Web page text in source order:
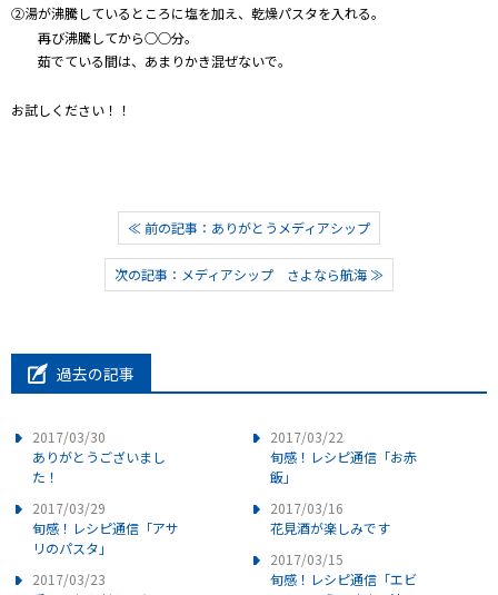
②湯が沸騰しているところに塩を加え、乾燥パスタを入れる。
再び沸騰してから○○分。
茹でている間は、あまりかき混ぜないで。
お試しください！！
≪ 前の記事：ありがとうメディアシップ
次の記事：メディアシップ さよなら航海 ≫
過去の記事
2017/03/30
ありがとうございまし
た！
2017/03/29
旬感！レシピ通信「アサ
リのパスタ」
2017/03/23
2017/03/22
旬感！レシピ通信「お赤
飯」
2017/03/16
花見酒が楽しみです
2017/03/15
旬感！レシピ通信「エビ